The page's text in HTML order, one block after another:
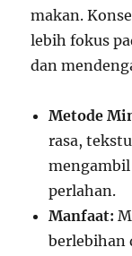
makan.
lebih fokus
dan
Metode
rasa,
perlahan.
Manfaat:
berlebihan